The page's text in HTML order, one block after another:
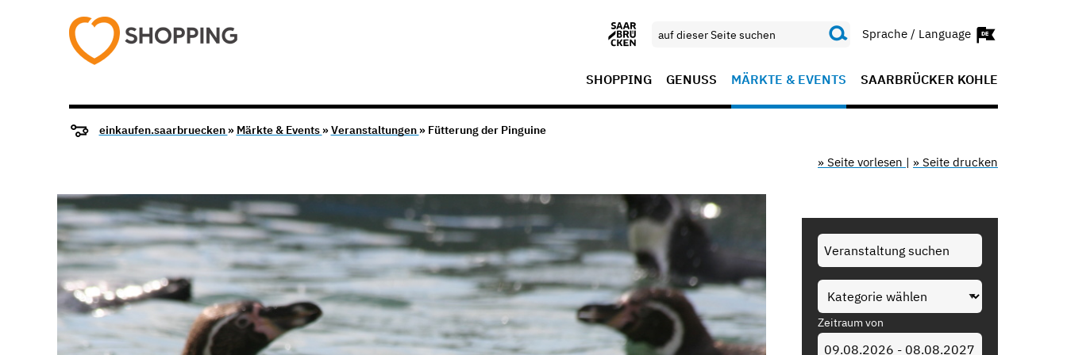
Sprache / Language
SHOPPING GENUSS MÄRKTE & EVENTS SAARBRÜCKER KOHLE
einkaufen.saarbruecken » Märkte & Events »Veranstaltungen » Fütterung der Pinguine
» Seite vorlesen | » Seite drucken
Zeitraum von